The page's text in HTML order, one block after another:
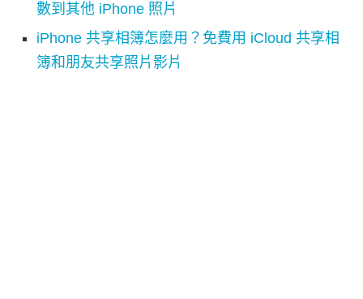
數到其他 iPhone 照片
iPhone 共享相簿怎麼用？免費用 iCloud 共享相
簿和朋友共享照片影片